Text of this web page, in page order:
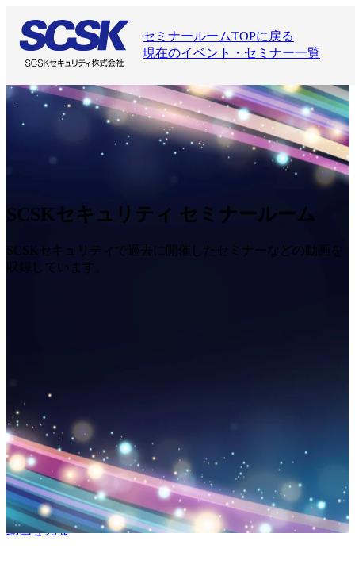
セミナールームTOPに戻る
現在のイベント・セミナー一覧
SCSKセキュリティ セミナールーム
SCSKセキュリティで過去に開催したセミナーなどの動画を
収録しています。
全ての動画
2026/07/29
なぜ今、内部不正・ランサムウェア対策に「SIEM」が必要
なのか？〜最短2ヶ月で実現する次世代セキュリティ基盤〜
動画を見る